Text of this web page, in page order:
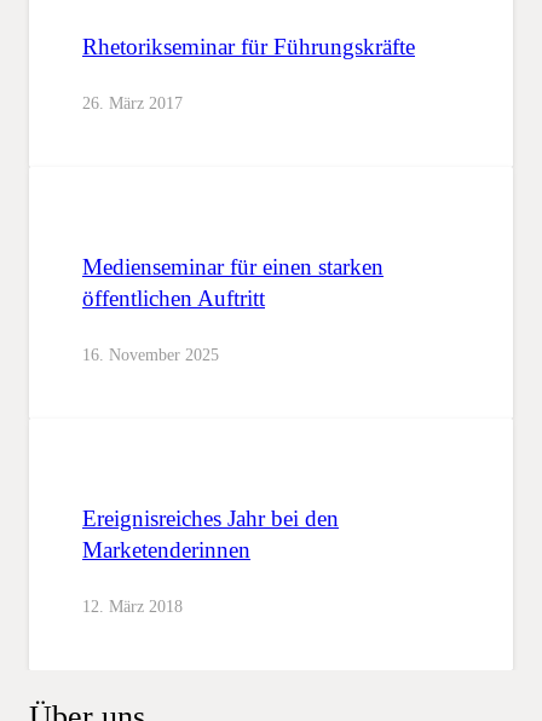
Rhetorikseminar für Führungskräfte
26. März 2017
Medienseminar für einen starken
öffentlichen Auftritt
16. November 2025
Ereignisreiches Jahr bei den
Marketenderinnen
12. März 2018